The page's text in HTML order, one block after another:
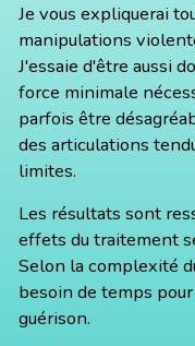
Je vous expliquerai
manipulations
J'essaie d'être aussi
force minimale
parfois être
des articulations
limites.
Les résultats sont
effets du traitement
Selon la complexité
besoin de temps
guérison.